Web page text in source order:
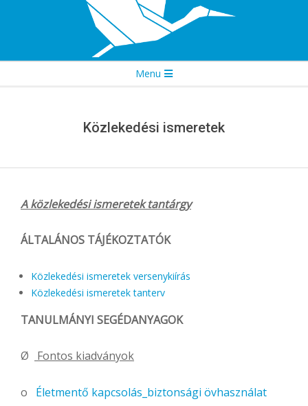
Menu
Közlekedési ismeretek
A közlekedési ismeretek tantárgy
ÁLTALÁNOS TÁJÉKOZTATÓK
Közlekedési ismeretek versenykiírás
Közlekedési ismeretek tanterv
TANULMÁNYI SEGÉDANYAGOK
Ø Fontos kiadványok
o Életmentő kapcsolás_biztonsági övhasználat